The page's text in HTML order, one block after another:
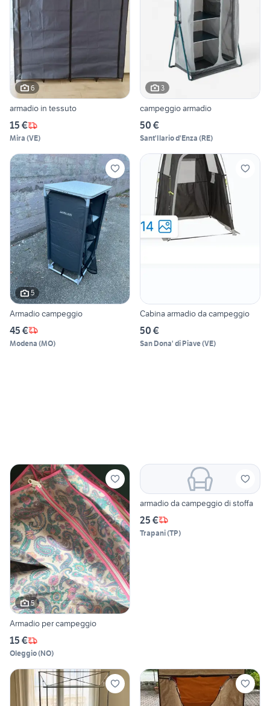
6
armadio in tessuto
15 €
Mira (VE)
3
campeggio armadio
50 €
Sant'Ilario d'Enza (RE)
5
Armadio campeggio
45 €
Modena (MO)
Cabina armadio da campeggio
50 €
San Dona' di Piave(VE)
5
Armadio per campeggio
15 €
Oleggio(NO)
armadio da campeggio di stoffa
25 €
Trapani(TP)